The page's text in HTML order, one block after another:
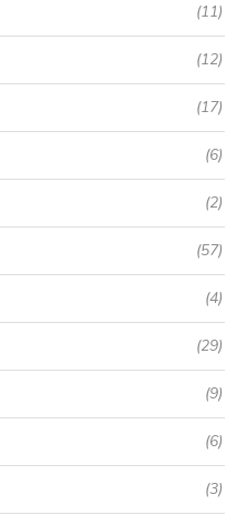
(11)
(12)
(17)
(6)
(2)
(57)
(4)
(29)
(9)
(6)
(3)